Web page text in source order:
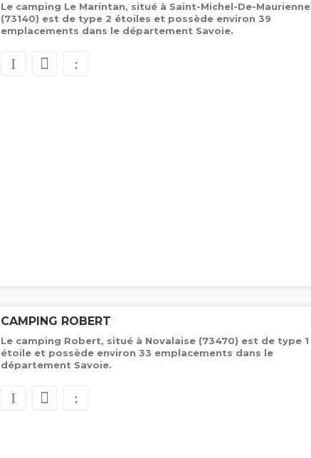
Le camping Le Marintan, situé à Saint-Michel-De-Maurienne
(73140) est de type 2 étoiles et possède environ 39
emplacements dans le département Savoie.
CAMPING ROBERT
Le camping Robert, situé à Novalaise (73470) est de type 1
étoile et possède environ 33 emplacements dans le
département Savoie.